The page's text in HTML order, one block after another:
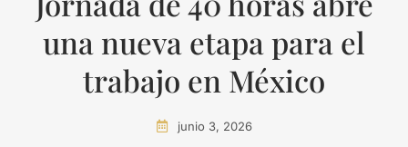
una nueva etapa para el
trabajo en México
junio 3, 2026